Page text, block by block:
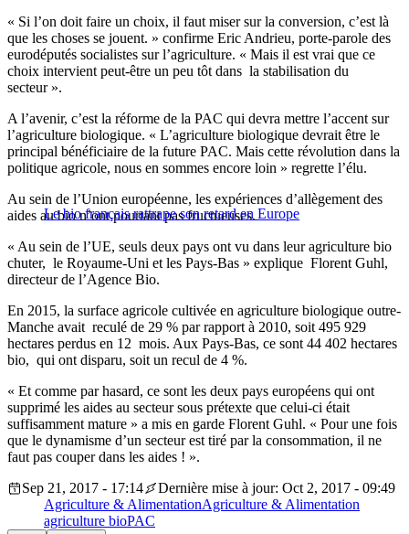
« Si l’on doit faire un choix, il faut miser sur la conversion, c’est là
que les choses se jouent. » confirme Eric Andrieu, porte-parole des
eurodéputés socialistes sur l’agriculture. « Mais il est vrai que ce
choix intervient peut-être un peu tôt dans la stabilisation du
secteur ».
A l’avenir, c’est la réforme de la PAC qui devra mettre l’accent sur
l’agriculture biologique. « L’agriculture biologique devrait être le
principal bénéficiaire de la future PAC. Mais cette révolution dans la
politique agricole, nous en sommes encore loin » regrette l’élu.
Le bio français rattrape son retard en Europe
Au sein de l’Union européenne, les expériences d’allègement des
aides au bio n’ont pourtant pas fructueuses.
« Au sein de l’UE, seuls deux pays ont vu dans leur agriculture bio
chuter, le Royaume-Uni et les Pays-Bas » explique Florent Guhl,
directeur de l’Agence Bio.
En 2015, la surface agricole cultivée en agriculture biologique outre-
Manche avait reculé de 29 % par rapport à 2010, soit 495 929
hectares perdus en 12 mois. Aux Pays-Bas, ce sont 44 402 hectares
bio, qui ont disparu, soit un recul de 4 %.
« Et comme par hasard, ce sont les deux pays européens qui ont
supprimé les aides au secteur sous prétexte que celui-ci était
suffisamment mature » a mis en garde Florent Guhl. « Pour une fois
que le dynamisme d’un secteur est tiré par la consommation, il ne
faut pas couper dans les aides ! ».
Sep 21, 2017 - 17:14
Dernière mise à jour: Oct 2, 2017 - 09:49
Agriculture & AlimentationAgriculture & Alimentation
agriculture bioPAC